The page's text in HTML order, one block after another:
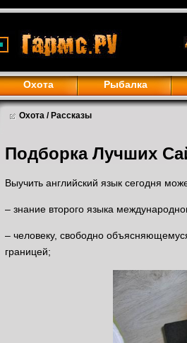
Охота Рыбалка
Охота / Рассказы
Подборка Лучших
Выучить английский язык сегодня
– знание второго языка
– человеку, свободно
границей;